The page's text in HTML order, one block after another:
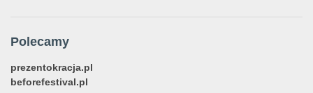
Polecamy
prezentokracja.pl
beforefestival.pl